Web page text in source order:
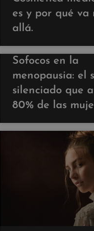
es y por qué va
allá.
Sofocos en la
menopausia: el
silenciado que
80% de las